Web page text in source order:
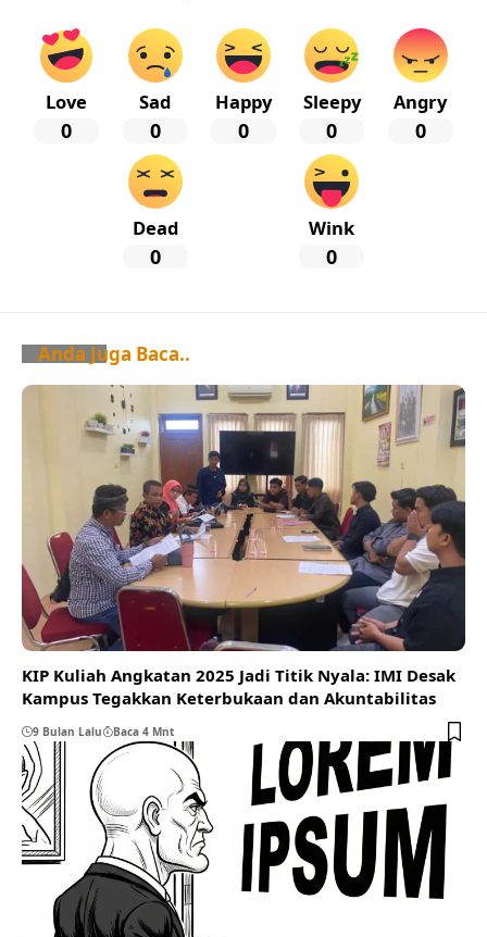
Love
0
Sad
0
Happy
0
Sleepy
0
Angry
0
Dead
0
Wink
0
Anda Juga Baca..
KIP Kuliah Angkatan 2025 Jadi Titik Nyala: IMI Desak
Kampus Tegakkan Keterbukaan dan Akuntabilitas
9 Bulan Lalu Baca 4 Mnt